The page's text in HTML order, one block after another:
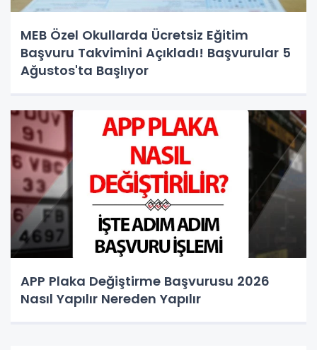
MEB Özel Okullarda Ücretsiz Eğitim
Başvuru Takvimini Açıkladı! Başvurular 5
Ağustos'ta Başlıyor
APP Plaka Değiştirme Başvurusu 2026
Nasıl Yapılır Nereden Yapılır